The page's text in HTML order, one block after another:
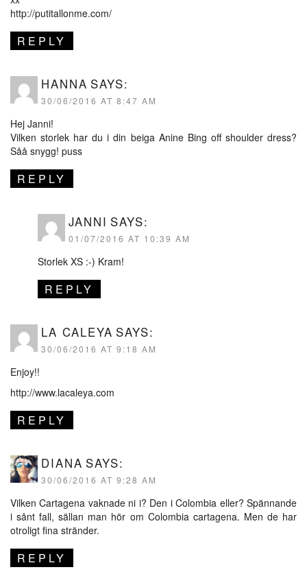
http://putitallonme.com/
REPLY
HANNA SAYS:
30/06/2016 AT 8:47 AM
Hej Janni!
Vilken storlek har du i din beiga Anine Bing off shoulder dress?
Såå snygg! puss
REPLY
JANNI SAYS:
01/07/2016 AT 10:39 AM
Storlek XS :-) Kram!
REPLY
LA CALEYA SAYS:
30/06/2016 AT 9:18 AM
Enjoy!!
http://www.lacaleya.com
REPLY
DIANA SAYS:
30/06/2016 AT 9:28 AM
Vilken Cartagena vaknade ni i? Den i Colombia eller? Spännande
i sånt fall, sällan man hör om Colombia cartagena. Men de har
otroligt fina stränder.
REPLY